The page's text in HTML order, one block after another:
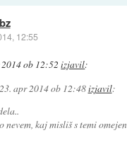
12:55
ob 12:52 izjavil:
23. apr 2014 ob 12:48izjavil:
nevem, kaj misliš s temi